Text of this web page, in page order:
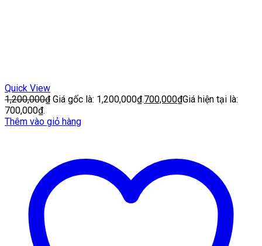
Quick View
1,200,000₫ Giá gốc là: 1,200,000₫.700,000₫Giá hiện tại là:
700,000₫.
Thêm vào giỏ hàng